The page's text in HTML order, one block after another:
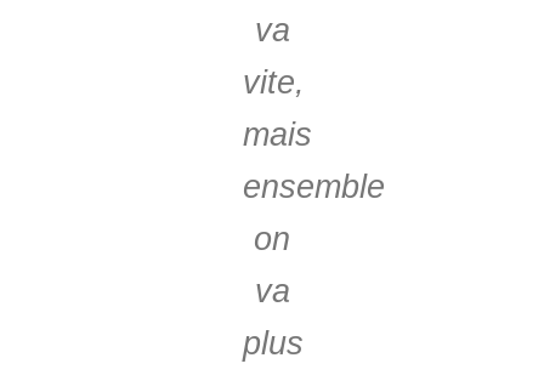
va
vite,
mais
ensemble
on
va
plus